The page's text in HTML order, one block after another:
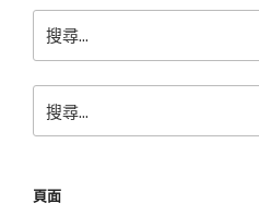
尋
字:
尋
字:
頁面